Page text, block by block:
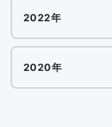
2022年
2020年